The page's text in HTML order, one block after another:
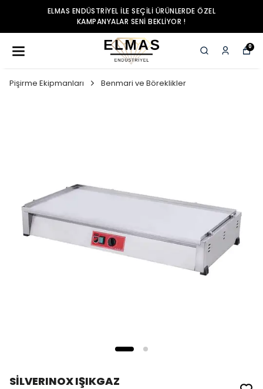
ELMAS ENDÜSTRIYEL ILE SEÇILI ÜRÜNLERDE ÖZEL
KAMPANYALAR SENI BEKLIYOR !
0
Pişirme Ekipmanları Benmari ve Böreklikler
SİLVERINOX IŞIKGAZ